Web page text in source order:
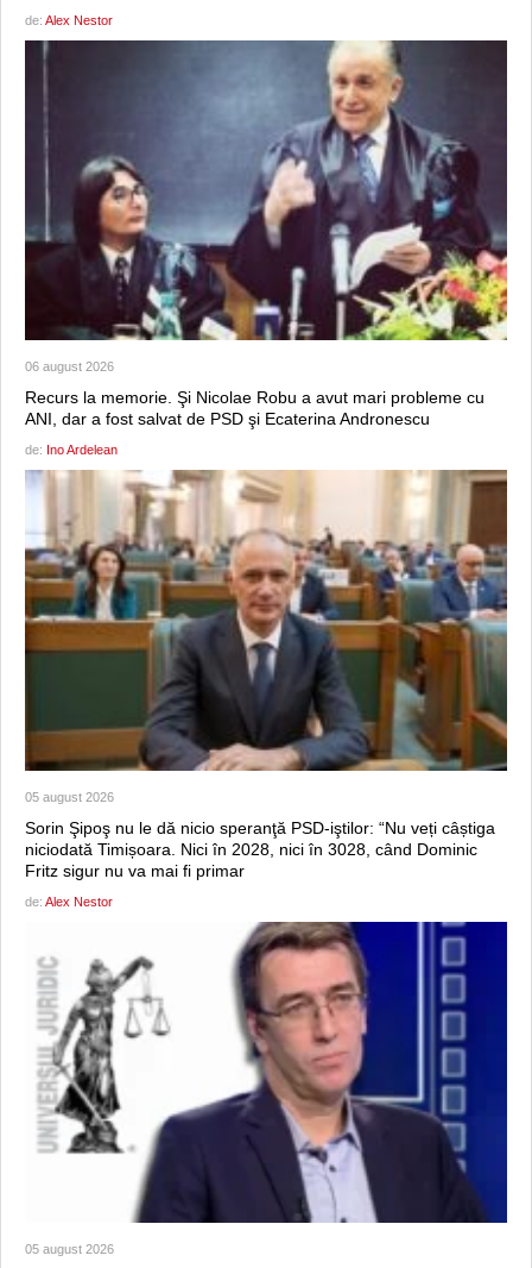
de: Alex Nestor
06 august 2026
Recurs la memorie. Şi Nicolae Robu a avut mari probleme cu
ANI, dar a fost salvat de PSD şi Ecaterina Andronescu
de: Ino Ardelean
05 august 2026
Sorin Şipoş nu le dă nicio speranţă PSD-iştilor: “Nu veți câștiga
niciodată Timișoara. Nici în 2028, nici în 3028, când Dominic
Fritz sigur nu va mai fi primar
de: Alex Nestor
05 august 2026